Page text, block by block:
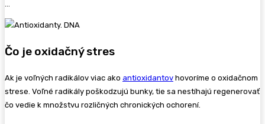
Čo je oxidačný stres
Ak je voľných radikálov viac ako antioxidantov hovoríme o oxidačnom
strese. Voľné radikály poškodzujú bunky, tie sa nestíhajú regenerovať
čo vedie k množstvu rozličných chronických ochorení.